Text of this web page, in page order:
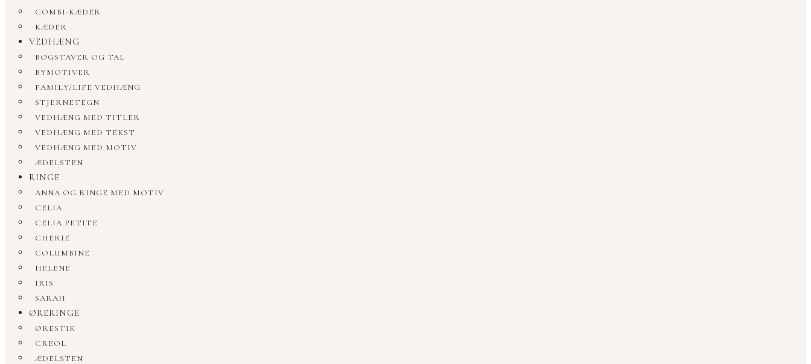
COMBI-KÆDER
KÆDER
VEDHÆNG
BOGSTAVER OG TAL
BYMOTIVER
FAMILY/LIFE VEDHÆNG
STJERNETEGN
VEDHÆNG MED TITLER
VEDHÆNG MED TEKST
VEDHÆNG MED MOTIV
ÆDELSTEN
RINGE
ANNA OG RINGE MED MOTIV
CELIA
CELIA PETITE
CHERIE
COLUMBINE
HELENE
IRIS
SARAH
ØRERINGE
ØRESTIK
CREOL
ÆDELSTEN